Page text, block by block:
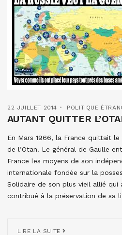
22 JUILLET 2014 POLITIQUE
AUTANT QUITTER
En Mars 1966, la France quittait
de l’Otan. Le général de Gaulle
France les moyens de son
internationale fondée sur la
Solidaire de son plus vieil allié qui
contribué à la préservation de sa
LIRE LA SUITE